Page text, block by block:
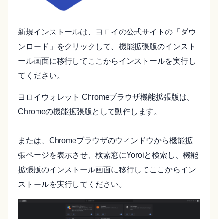
新規インストールは、ヨロイの公式サイトの「ダウ
ンロード」をクリックして、機能拡張版のインスト
ール画面に移行してここからインストールを実行し
てください。
ヨロイウォレット Chromeブラウザ機能拡張版は、
Chromeの機能拡張版として動作します。
または、Chromeブラウザのウィンドウから機能拡
張ページを表示させ、検索窓にYoroiと検索し、機能
拡張版のインストール画面に移行してここからイン
ストールを実行してください。